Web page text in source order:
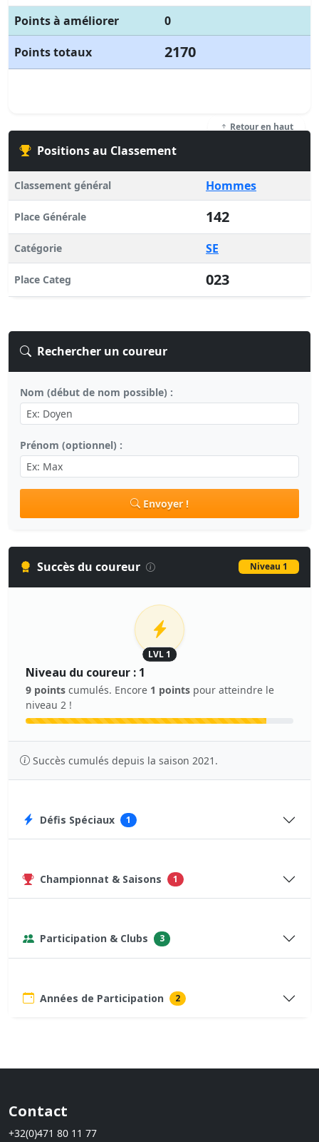
Points à améliorer
0
Points totaux
2170
Retour en haut
Positions au Classement
Classement général Hommes
Place Générale 142
Catégorie SE
Place Categ 023
Rechercher un coureur
Nom (début de nom possible) :
Prénom (optionnel) :
Envoyer !
Succès du coureur Niveau 1
LVL 1
Niveau du coureur : 1
9 points cumulés. Encore 1 points pour atteindre le
niveau 2 !
Succès cumulés depuis la saison 2021.
Défis Spéciaux 1
Championnat & Saisons 1
Participation & Clubs 3
Années de Participation 2
Contact
+32(0)471 80 11 77